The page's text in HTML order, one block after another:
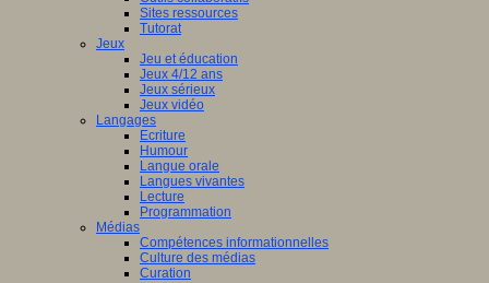
Sites ressources
Tutorat
Jeux
Jeu et éducation
Jeux 4/12 ans
Jeux sérieux
Jeux vidéo
Langages
Ecriture
Humour
Langue orale
Langues vivantes
Lecture
Programmation
Médias
Compétences informationnelles
Culture des médias
Curation